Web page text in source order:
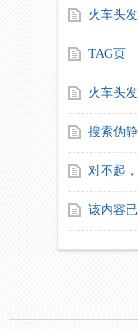
火车头
TAG页
火车头
搜索伪
对不起
该内容